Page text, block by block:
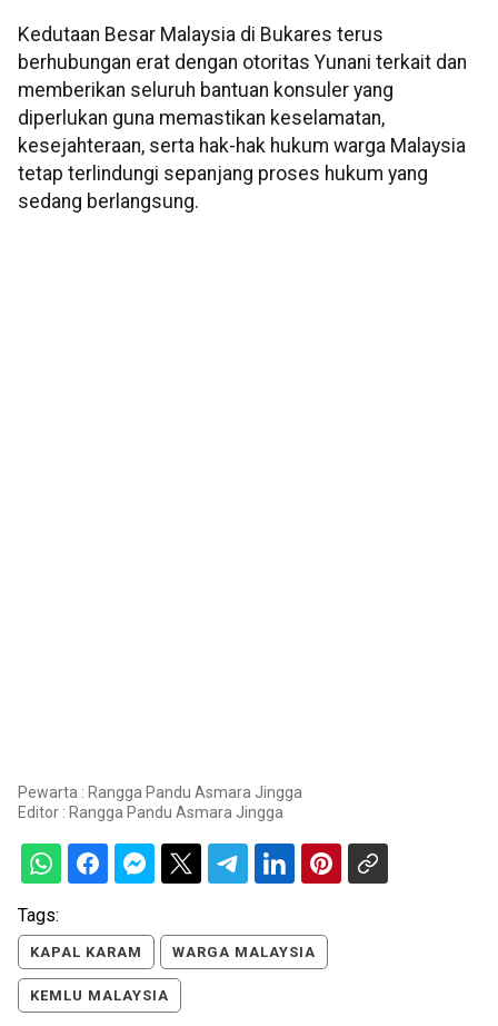
Kedutaan Besar Malaysia di Bukares terus
berhubungan erat dengan otoritas Yunani terkait dan
memberikan seluruh bantuan konsuler yang
diperlukan guna memastikan keselamatan,
kesejahteraan, serta hak-hak hukum warga Malaysia
tetap terlindungi sepanjang proses hukum yang
sedang berlangsung.
Pewarta : Rangga Pandu Asmara Jingga
Editor : Rangga Pandu Asmara Jingga
Tags:
KAPAL KARAM WARGA MALAYSIA
KEMLU MALAYSIA